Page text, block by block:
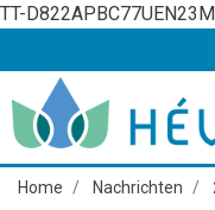
TT-
Home Nachrichten